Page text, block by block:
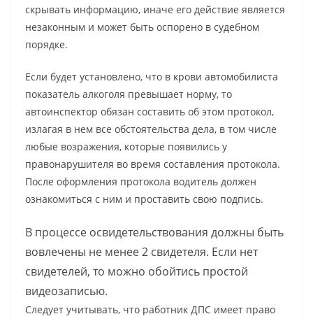
скрывать информацию, иначе его действие является
незаконным и может быть оспорено в судебном
порядке.
Если будет установлено, что в крови автомобилиста
показатель алкоголя превышает норму, то
автоинспектор обязан составить об этом протокол,
излагая в нем все обстоятельства дела, в том числе
любые возражения, которые появились у
правонарушителя во время составления протокола.
После оформления протокола водитель должен
ознакомиться с ним и проставить свою подпись.
В процессе освидетельствования должны быть
вовлечены не менее 2 свидетеля. Если нет
свидетелей, то можно обойтись простой
видеозаписью.
Следует учитывать, что работник ДПС имеет право